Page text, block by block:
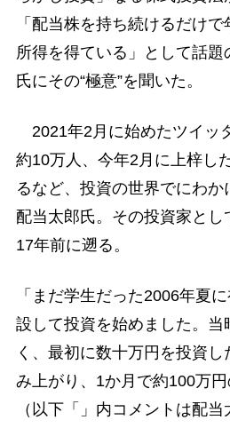
「配当株を持ち続けるだけ
所得を得ている」として話
氏にその“極意”を聞いた。
2021年2月に始めたツイッ
約10万人、今年2月に上梓し
るなど、投資の世界でにわか
配当太郎氏。その投資家とし
17年前に遡る。
「まだ学生だった2006年夏
設して投資を始めました。当
く、最初に数十万円を投資
み上がり、1か月で約100万円
（以下「」内コメントは配当